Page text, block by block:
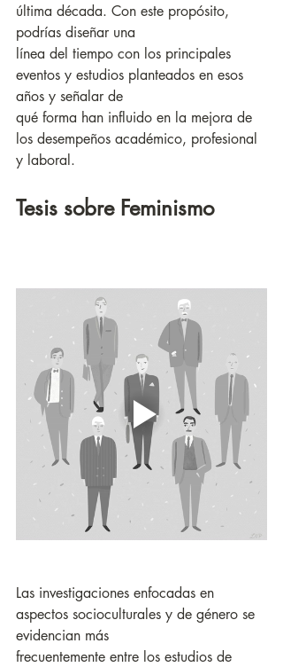
última década. Con este propósito,
podrías diseñar una
línea del tiempo con los principales
eventos y estudios planteados en esos
años y señalar de
qué forma han influido en la mejora de
los desempeños académico, profesional
y laboral.
Tesis sobre Feminismo
Las investigaciones enfocadas en
aspectos socioculturales y de género se
evidencian más
frecuentemente entre los estudios de